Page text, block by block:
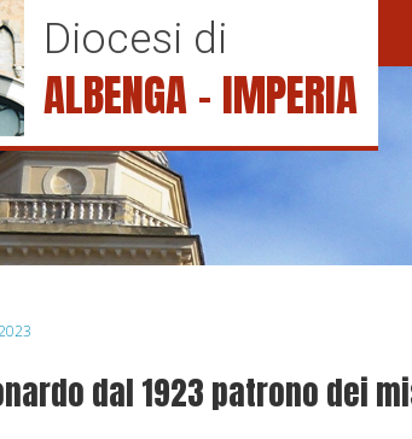
Diocesi di
ALBENGA – IMPERIA
dal 1923 patrono dei